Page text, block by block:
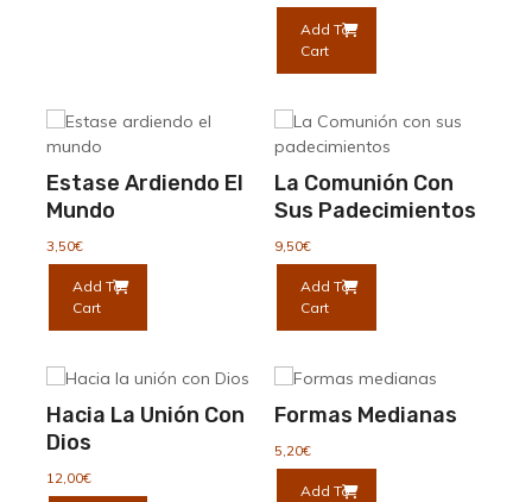
Add To
Cart
Estase Ardiendo El
Mundo
3,50€
Add To
Cart
La Comunión Con
Sus Padecimientos
9,50€
Add To
Cart
Hacia La Unión Con
Dios
12,00€
Formas Medianas
5,20€
Add To